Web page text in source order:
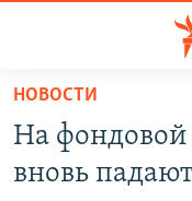
упрощенного
доступа
ПРОГРАММЫ
ПОДКАСТЫ
НОВОСТИ
На
вновь